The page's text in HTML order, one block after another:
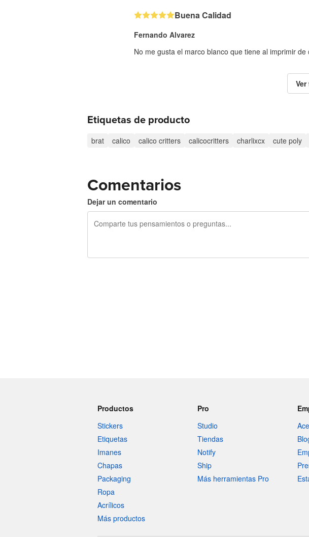
Buena Calidad
Fernando Alvarez
No me gusta el marco blanco que tiene al imprimir
Etiquetas de producto
brat calico calico critters calicocritters charlixcx cute poly
Comentarios
Dejar un comentario
Productos
Stickers
Etiquetas
Imanes
Chapas
Packaging
Ropa
Acrílicos
Más productos
Pro
Studio
Tiendas
Notify
Ship
Más herramientas Pro